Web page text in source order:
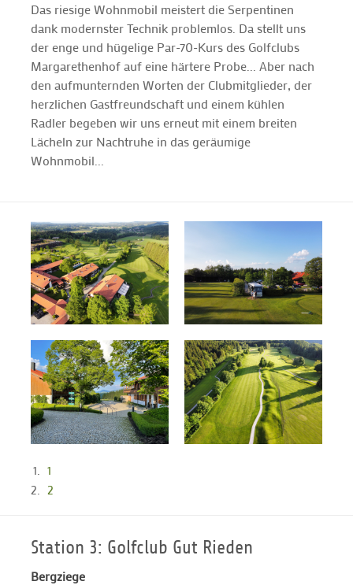
Das riesige Wohnmobil meistert die Serpentinen
dank modernster Technik problemlos. Da stellt uns
der enge und hügelige Par-70-Kurs des Golfclubs
Margarethenhof auf eine härtere Probe... Aber nach
den aufmunternden Worten der Clubmitglieder, der
herzlichen Gastfreundschaft und einem kühlen
Radler begeben wir uns erneut mit einem breiten
Lächeln zur Nachtruhe in das geräumige
Wohnmobil...
1
2
Station 3: Golfclub Gut Rieden
Bergziege